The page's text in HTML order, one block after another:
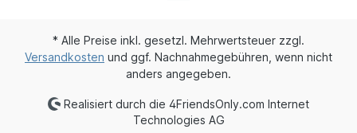
* Alle Preise inkl. gesetzl. Mehrwertsteuer zzgl.
Versandkosten und ggf. Nachnahmegebühren, wenn nicht
anders angegeben.
Realisiert durch die 4FriendsOnly.com Internet
Technologies AG